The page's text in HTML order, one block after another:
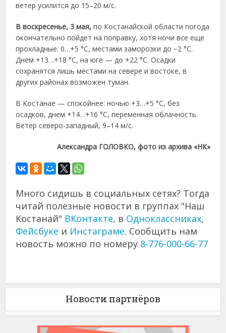
ветер усилится до 15–20 м/с.
В воскресенье, 3 мая, по Костанайской области погода
окончательно пойдет на поправку, хотя ночи все еще
прохладные: 0…+5 °C, местами заморозки до −2 °C.
Днем +13…+18 °C, на юге — до +22 °C. Осадки
сохранятся лишь местами на севере и востоке, в
других районах возможен туман.
В Костанае — спокойнее: ночью +3…+5 °C, без
осадков, днем +14…+16 °C, переменная облачность.
Ветер северо-западный, 9–14 м/с.
Александра ГОЛОВКО, фото из архива «НК»
Много сидишь в социальных сетях? Тогда
читай полезные новости в группах "Наш
Костанай" ВКонтакте, в Одноклассниках,
Фейсбуке и Инстаграме. Сообщить нам
новость можно по номеру 8-776-000-66-77
Новости партнёров